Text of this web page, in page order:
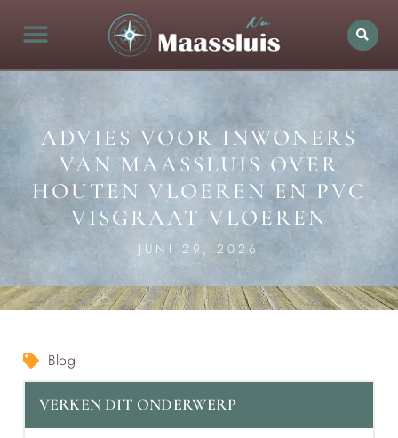
ADVIES VOOR INWONERS
VAN MAASSLUIS OVER
HOUTEN VLOEREN EN PVC
VISGRAAT VLOEREN
JUNI 29, 2026
Blog
VERKEN DIT ONDERWERP